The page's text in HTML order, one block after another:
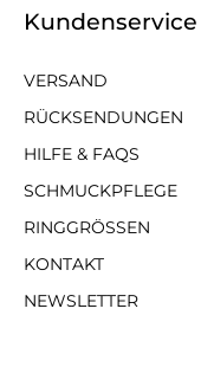
Kundenservice
VERSAND
RÜCKSENDUNGEN
HILFE & FAQS
SCHMUCKPFLEGE
RINGGRÖSSEN
KONTAKT
NEWSLETTER